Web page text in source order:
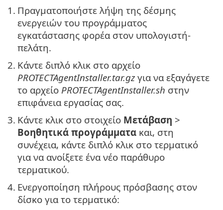
1. Πραγματοποιήστε λήψη της δέσμης
ενεργειών του προγράμματος
εγκατάστασης φορέα στον υπολογιστή-
πελάτη.
2. Κάντε διπλό κλικ στο αρχείο
PROTECTAgentInstaller.tar.gz για να εξαγάγετε
το αρχείο PROTECTAgentInstaller.sh στην
επιφάνεια εργασίας σας.
3. Κάντε κλικ στο στοιχείο Μετάβαση >
Βοηθητικά προγράμματα και, στη
συνέχεια, κάντε διπλό κλικ στο τερματικό
για να ανοίξετε ένα νέο παράθυρο
τερματικού.
4. Ενεργοποίηση πλήρους πρόσβασης στον
δίσκο για το τερματικό: